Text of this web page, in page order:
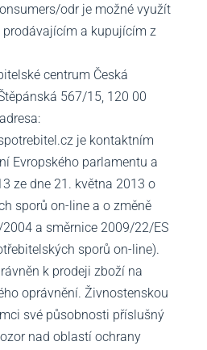
odr je možné využít
prodávajícím a kupujícím z
centrum Česká
567/15, 120 00
je kontaktním
Evropského parlamentu a
ze dne 21. května 2013 o
sporů on-line a o změně
a směrnice 2009/22/ES
sporů on-line).
k prodeji zboží na
oprávnění. Živnostenskou
své působnosti příslušný
nad oblastí ochrany